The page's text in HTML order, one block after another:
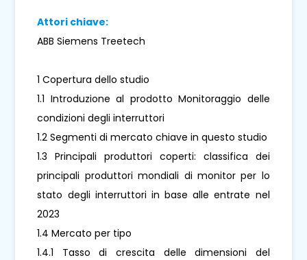
Attori chiave:
ABB Siemens Treetech
1 Copertura dello studio
1.1 Introduzione al prodotto Monitoraggio delle
condizioni degli interruttori
1.2 Segmenti di mercato chiave in questo studio
1.3 Principali produttori coperti: classifica dei
principali produttori mondiali di monitor per lo
stato degli interruttori in base alle entrate nel
2023
1.4 Mercato per tipo
1.4.1 Tasso di crescita delle dimensioni del